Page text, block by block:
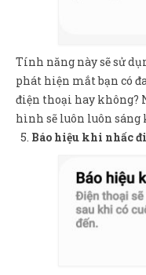
Tính năng này sẽ sử
phát hiện mắt bạn có
điện thoại hay không?
hình sẽ luôn luôn sáng
Báo hiệu khi nhấc